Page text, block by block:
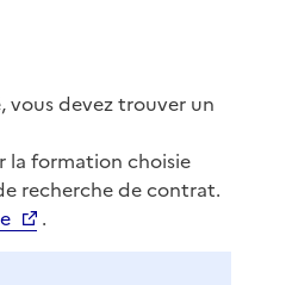
vous devez trouver un
la formation choisie
recherche de contrat.
.